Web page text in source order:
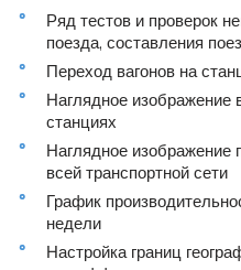
Ряд тестов и проверок
поезда, составления
Переход вагонов на
Наглядное изображение
станциях
Наглядное изображение
всей транспортной сети
График
недели
Настройка границ